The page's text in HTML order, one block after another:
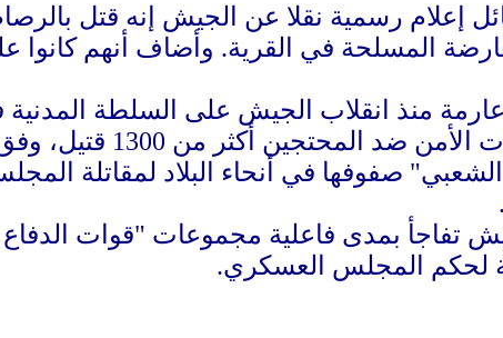
إعلام رسمية نقلا عن الجيش إنه قتل
منذ انقلاب الجيش على السلطة
أكثر من 1300 قتيل، وفق مجموعة رصد محلية.
صفوفها في أنحاء البلاد لمقاتلة
تفاجأ بمدى فاعلية مجموعات "قوات
لحكم المجلس العسكري.